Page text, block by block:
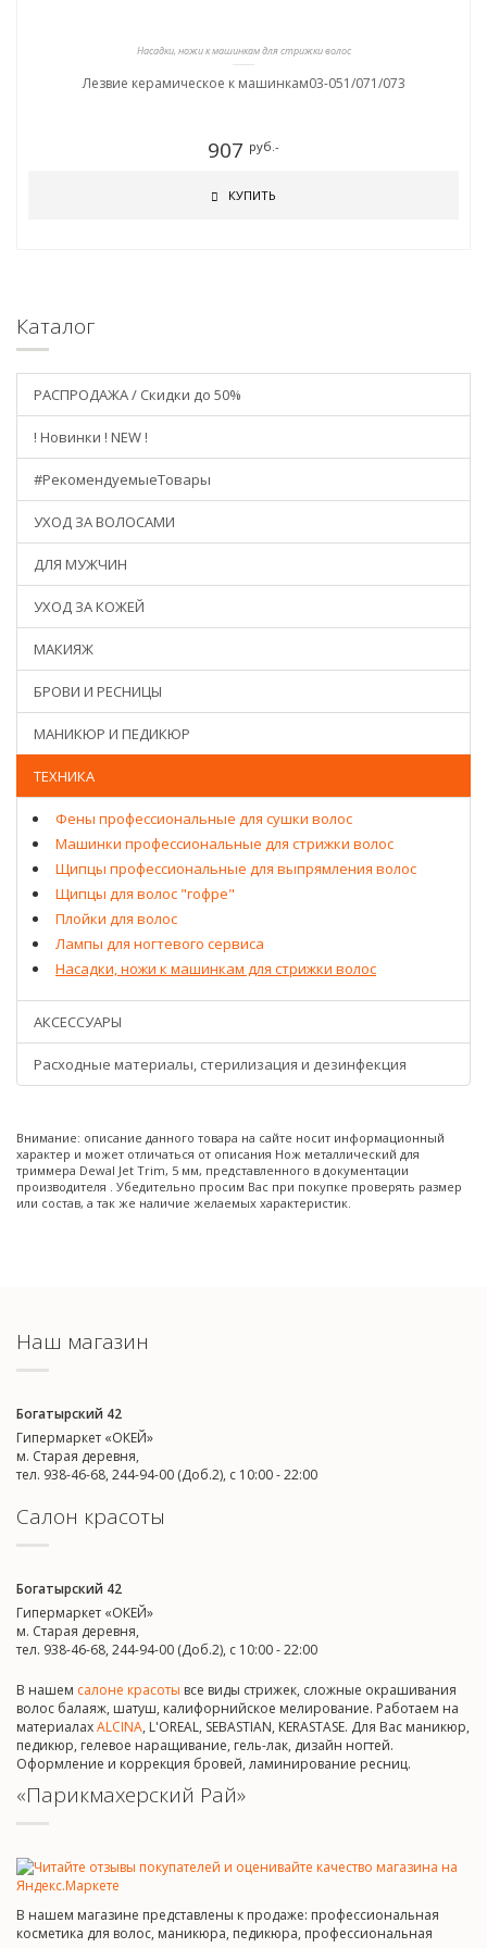
Насадки, ножи к машинкам для стрижки волос
Лезвие керамическое к машинкам03-051/071/073
907 руб.-
КУПИТЬ
Каталог
РАСПРОДАЖА / Скидки до 50%
! Новинки ! NEW !
#РекомендуемыеТовары
УХОД ЗА ВОЛОСАМИ
ДЛЯ МУЖЧИН
УХОД ЗА КОЖЕЙ
МАКИЯЖ
БРОВИ И РЕСНИЦЫ
МАНИКЮР И ПЕДИКЮР
ТЕХНИКА
Фены профессиональные для сушки волос
Машинки профессиональные для стрижки волос
Щипцы профессиональные для выпрямления волос
Щипцы для волос "гофре"
Плойки для волос
Лампы для ногтевого сервиса
Насадки, ножи к машинкам для стрижки волос
АКСЕССУАРЫ
Расходные материалы, стерилизация и дезинфекция
Внимание: описание данного товара на сайте носит информационный
характер и может отличаться от описания Нож металлический для
триммера Dewal Jet Trim, 5 мм, представленного в документации
производителя . Убедительно просим Вас при покупке проверять размер
или состав, а так же наличие желаемых характеристик.
Наш магазин
Богатырский 42
Гипермаркет «ОКЕЙ»
м. Старая деревня,
тел. 938-46-68, 244-94-00 (Доб.2), c 10:00 - 22:00
Салон красоты
Богатырский 42
Гипермаркет «ОКЕЙ»
м. Старая деревня,
тел. 938-46-68, 244-94-00 (Доб.2), c 10:00 - 22:00
В нашем салоне красоты все виды стрижек, сложные окрашивания
волос балаяж, шатуш, калифорнийское мелирование. Работаем на
материалахALCINA, L'OREAL, SEBASTIAN, KERASTASE. Для Вас маникюр,
педикюр, гелевое наращивание, гель-лак, дизайн ногтей.
Оформление и коррекция бровей, ламинирование ресниц.
«Парикмахерский Рай»
В нашем магазине представлены к продаже: профессиональная
косметика для волос, маникюра, педикюра, профессиональная